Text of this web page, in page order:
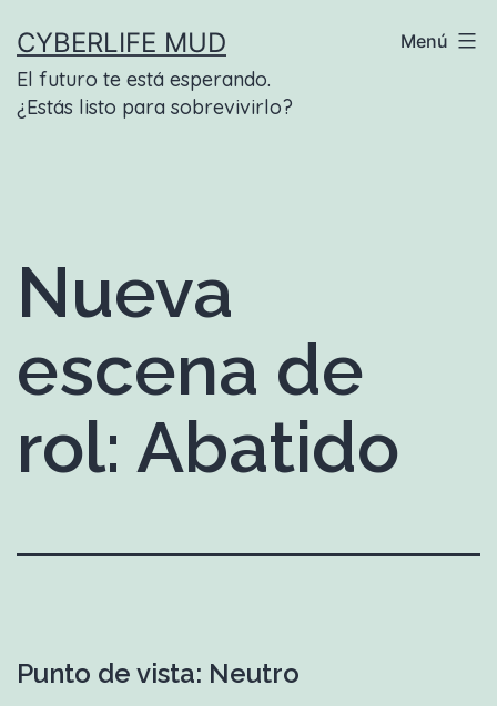
contenido
CYBERLIFE MUD
El futuro te está esperando.
¿Estás listo para sobrevivirlo?
Menú
Nueva
escena de
rol: Abatido
Punto de vista: Neutro